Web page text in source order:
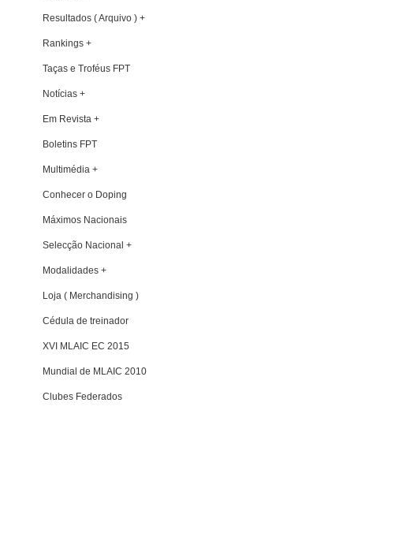
Resultados ( Arquivo ) +
Rankings +
Taças e Troféus FPT
Notícias +
Em Revista +
Boletins FPT
Multimédia +
Conhecer o Doping
Máximos Nacionais
Selecção Nacional +
Modalidades +
Loja ( Merchandising )
Cédula de treinador
XVI MLAIC EC 2015
Mundial de MLAIC 2010
Clubes Federados